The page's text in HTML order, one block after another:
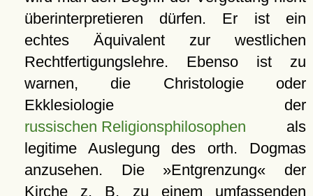
überinterpretieren dürfen. Er ist ein
echtes Äquivalent zur westlichen
Rechtfertigungslehre. Ebenso ist zu
warnen, die Christologie oder
Ekklesiologie der
russischen Religionsphilosophen als
legitime Auslegung des orth. Dogmas
anzusehen. Die »Entgrenzung« der
Kirche z. B. zu einem umfassenden